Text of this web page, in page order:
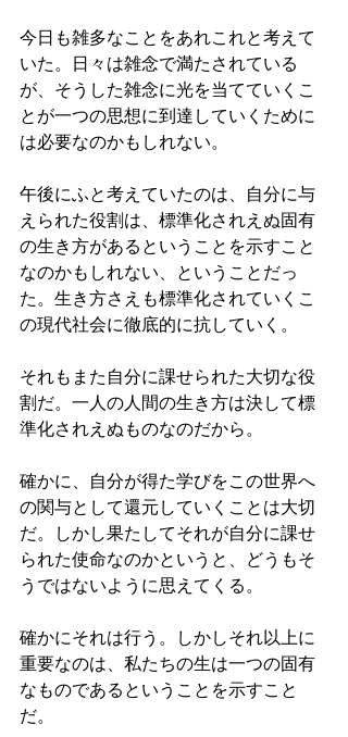
今日も雑多なことをあれこれと考えて
いた。日々は雑念で満たされている
が、そうした雑念に光を当てていくこ
とが一つの思想に到達していくために
は必要なのかもしれない。
午後にふと考えていたのは、自分に与
えられた役割は、標準化されえぬ固有
の生き方があるということを示すこと
なのかもしれない、ということだっ
た。生き方さえも標準化されていくこ
の現代社会に徹底的に抗していく。
それもまた自分に課せられた大切な役
割だ。一人の人間の生き方は決して標
準化されえぬものなのだから。
確かに、自分が得た学びをこの世界へ
の関与として還元していくことは大切
だ。しかし果たしてそれが自分に課せ
られた使命なのかというと、どうもそ
うではないように思えてくる。
確かにそれは行う。しかしそれ以上に
重要なのは、私たちの生は一つの固有
なものであるということを示すこと
だ。